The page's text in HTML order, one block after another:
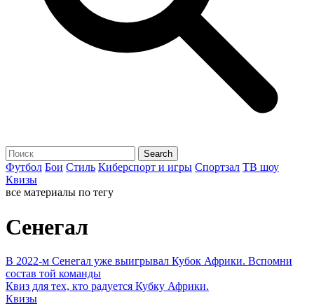
Футбол Бои Стиль Киберспорт и игры Спортзал ТВ шоу
Квизы
все материалы по тегу
Сенегал
В 2022-м Сенегал уже выигрывал Кубок Африки. Вспомни
состав той команды
Квиз для тех, кто радуется Кубку Африки.
Квизы